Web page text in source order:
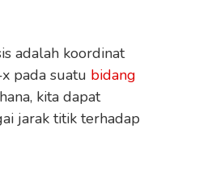
adalah koordinat
pada suatu bidang
kita dapat
jarak titik terhadap